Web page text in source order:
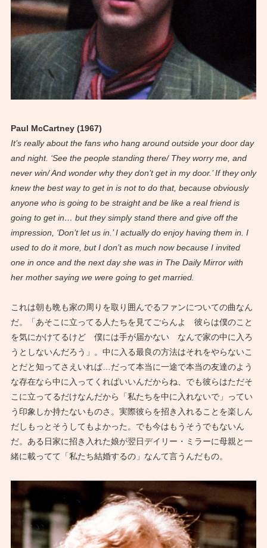
Paul McCartney (1967)
It’s really about the fans who hang around outside your door day
and night. ‘See the people standing there/ They worry me, and
never win/ And wonder why they don’t get in my door.’ If they only
knew the best way to get in is not to do that, because obviously
anyone who is going to be straight and be like a real friend is
going to get in… but they simply stand there and give off the
impression, ‘Don’t let us in.’ I actually do enjoy having them in. I
used to do it more, but I don’t as much now because I invited
one in once and the next day she was in The Daily Mirror with
her mother saying we were going to get married.
これは朝も晩も家の周りを取り囲んでるファンについての曲なん
だ。「あそこに立ってる人たちを見てごらんよ 彼らは僕のこと
を気にかけてるけど 僕には手が届かない なんで家の中に入ろ
うとしないんだろう」。中に入る最良の方法はそれをやらないこ
とだと知ってさえいれば…だって本当に一途で本当の友達のよう
な存在なら中に入ってくればいいんだからね、でも彼らはただそ
こに立ってるだけなんだから「私たちを中に入れないで」ってい
う印象しか持たないものさ。実際彼らを招き入れることを楽しん
だしもっとそうしてもよかった。でも今はもうそうでもないん
だ。ある日家に招き入れた娘が翌日デイリー・ミラーに母親と一
緒に載ってて「私たち結婚するの」なんて言うんだもの。